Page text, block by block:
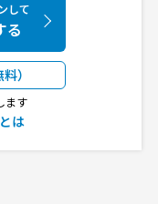
して
る
）
ます
は